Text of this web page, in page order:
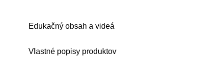
Edukačný obsah a videá
Vlastné popisy produktov